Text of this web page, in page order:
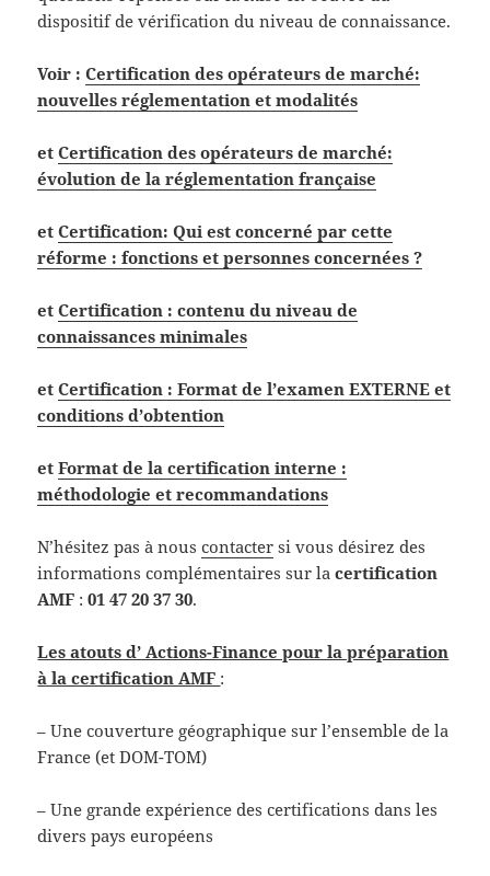
dispositif de vérification du niveau de connaissance.
Voir :Certification des opérateurs de marché:
nouvelles réglementation et modalités
etCertification des opérateurs de marché:
évolution de la réglementation française
etCertification: Qui est concerné par cette
réforme : fonctions et personnes concernées ?
etCertification : contenu du niveau de
connaissances minimales
etCertification : Format de l’examen EXTERNE et
conditions d’obtention
etFormat de lacertification interne :
méthodologie et recommandations
N’hésitez pas à nouscontacter si vous désirez des
informations complémentaires sur lacertification
AMF :01 47 20 37 30.
Les atouts d’ Actions-Finance pour la préparation
à la certification AMF :
– Une couverture géographique sur l’ensemble de la
France (et DOM-TOM)
– Une grande expérience des certifications dans les
divers pays européens